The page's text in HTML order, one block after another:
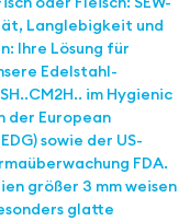
Lang­lebig­keit und
Ihre Lösung für
Edelstahl-
im Hygienic
der European
sowie der US-
FDA.
größer 3 mm weisen
glatte